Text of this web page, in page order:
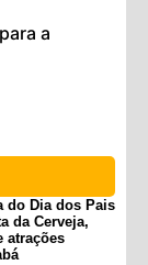
a
do Dia dos Pais
da Cerveja,
atrações